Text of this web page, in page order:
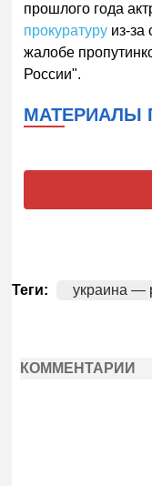
прошлого года
прокуратуру из-за
жалобе
России".
МАТЕРИАЛЫ
Теги: украина —
КОММЕНТАРИИ